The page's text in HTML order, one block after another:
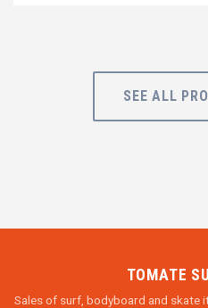
SEE ALL
TOMATE
Sales of surf, bodyboard and skate